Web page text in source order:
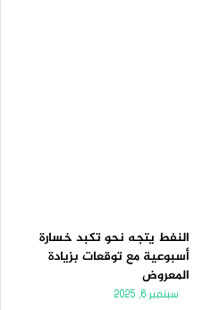
النفط يتجه نحو تكبد خسارة
أسبوعية مع توقعات بزيادة
المعروض
سبتمبر 6, 2025